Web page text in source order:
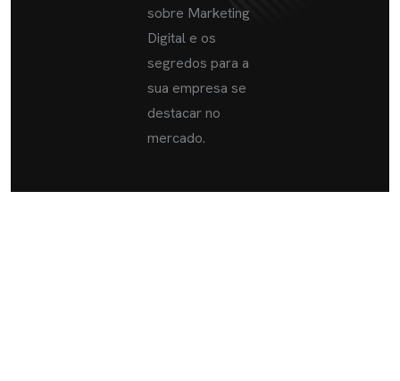
sobre Marketing
Digital e os
segredos para a
sua empresa se
destacar no
mercado.